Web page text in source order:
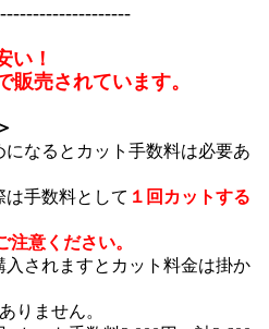
い！
販売されています。
になるとカット手数料は必要あ
手数料として １回カットする
注意ください。
入されますとカット料金は掛か
りません。